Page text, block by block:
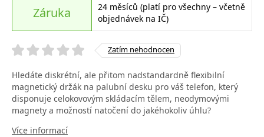
Záruka
24 měsíců (platí pro všechny – včetně
objednávek na IČ)
Zatím nehodnocen
Hledáte diskrétní, ale přitom nadstandardně flexibilní
magnetický držák na palubní desku pro váš telefon, který
disponuje celokovovým skládacím tělem, neodymovými
magnety a možností natočení do jakéhokoliv úhlu?
Více informací